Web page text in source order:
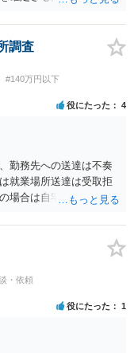
する特定興行入場券に
のかを追求した解決が
であれば時間の浪費
ますし、支払督促及び
合があるからです。相
ばよいと思います。 な
目処も立たずで精神的
調査
#140万円以下
役にたった 4
勤務先への送達は不奏
就業場所送達は受取拒
場合は自宅の住所調査
・依頼
役にたった 1